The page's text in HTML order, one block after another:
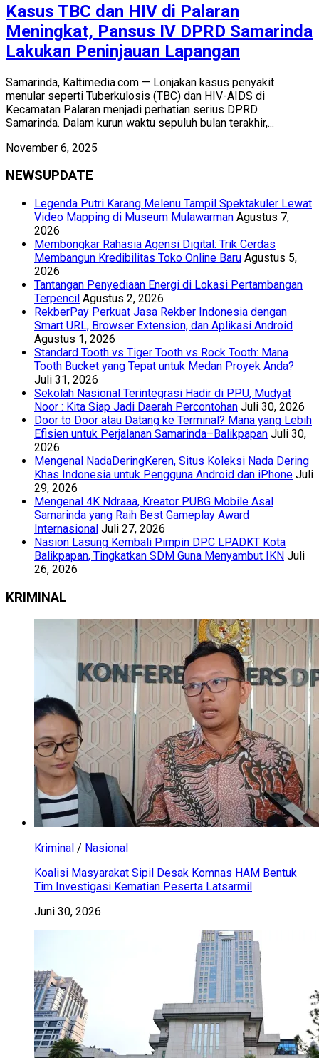
Kasus TBC dan HIV di Palaran
Meningkat, Pansus IV DPRD Samarinda
Lakukan Peninjauan Lapangan
Samarinda, Kaltimedia.com — Lonjakan kasus penyakit
menular seperti Tuberkulosis (TBC) dan HIV-AIDS di
Kecamatan Palaran menjadi perhatian serius DPRD
Samarinda. Dalam kurun waktu sepuluh bulan terakhir,...
November 6, 2025
NEWSUPDATE
Legenda Putri Karang Melenu Tampil Spektakuler Lewat
Video Mapping di Museum Mulawarman Agustus 7,
2026
Membongkar Rahasia Agensi Digital: Trik Cerdas
Membangun Kredibilitas Toko Online Baru Agustus 5,
2026
Tantangan Penyediaan Energi di Lokasi Pertambangan
Terpencil Agustus 2, 2026
RekberPay Perkuat Jasa Rekber Indonesia dengan
Smart URL, Browser Extension, dan Aplikasi Android
Agustus 1, 2026
Standard Tooth vs Tiger Tooth vs Rock Tooth: Mana
Tooth Bucket yang Tepat untuk Medan Proyek Anda?
Juli 31, 2026
Sekolah Nasional Terintegrasi Hadir di PPU, Mudyat
Noor : Kita Siap Jadi Daerah Percontohan Juli 30, 2026
Door to Door atau Datang ke Terminal? Mana yang Lebih
Efisien untuk Perjalanan Samarinda–Balikpapan Juli 30,
2026
Mengenal NadaDeringKeren, Situs Koleksi Nada Dering
Khas Indonesia untuk Pengguna Android dan iPhone Juli
29, 2026
Mengenal 4K Ndraaa, Kreator PUBG Mobile Asal
Samarinda yang Raih Best Gameplay Award
Internasional Juli 27, 2026
Nasion Lasung Kembali Pimpin DPC LPADKT Kota
Balikpapan, Tingkatkan SDM Guna Menyambut IKN Juli
26, 2026
KRIMINAL
Kriminal / Nasional
Koalisi Masyarakat Sipil Desak Komnas HAM Bentuk
Tim Investigasi Kematian Peserta Latsarmil
Juni 30, 2026